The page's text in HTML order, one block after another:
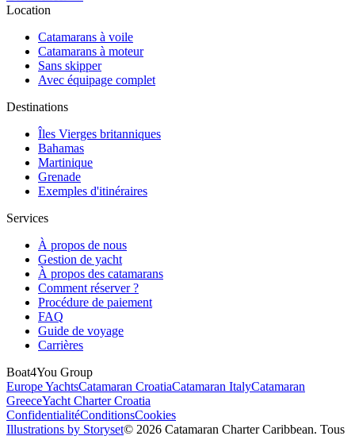
Location
Catamarans à voile
Catamarans à moteur
Sans skipper
Avec équipage complet
Destinations
Îles Vierges britanniques
Bahamas
Martinique
Grenade
Exemples d'itinéraires
Services
À propos de nous
Gestion de yacht
À propos des catamarans
Comment réserver ?
Procédure de paiement
FAQ
Guide de voyage
Carrières
Boat4You Group
Europe YachtsCatamaran CroatiaCatamaran ItalyCatamaran
GreeceYacht Charter Croatia
ConfidentialitéConditionsCookies
Illustrations by Storyset© 2026 Catamaran Charter Caribbean. Tous